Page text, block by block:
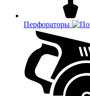
Перфораторы